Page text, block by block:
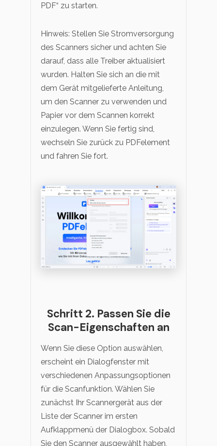
PDF“ zu starten.
Hinweis: Stellen Sie Stromversorgung
des Scanners sicher und achten Sie
darauf, dass alle Treiber aktualisiert
wurden. Halten Sie sich an die mit
dem Gerät mitgelieferte Anleitung,
um den Scanner zu verwenden und
Papier vor dem Scannen korrekt
einzulegen. Wenn Sie fertig sind,
wechseln Sie zurück zu PDFelement
und fahren Sie fort.
Schritt 2. Passen Sie die
Scan-Eigenschaften an
Wenn Sie diese Option auswählen,
erscheint ein Dialogfenster mit
verschiedenen Anpassungsoptionen
für die Scanfunktion. Wählen Sie
zunächst Ihr Scannergerät aus der
Liste der Scanner im ersten
Aufklappmenü der Dialogbox. Sobald
Sie den Scanner ausgewählt haben,